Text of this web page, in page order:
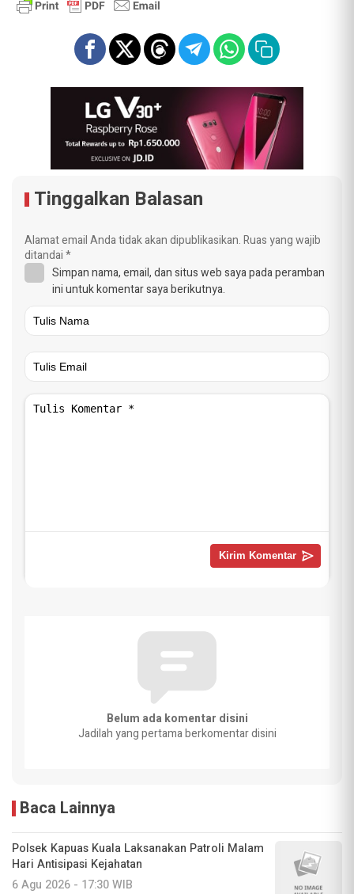
Tinggalkan Balasan
Alamat email Anda tidak akan dipublikasikan.Ruas yang wajib
ditandai*
Simpan nama, email, dan situs web saya pada peramban
ini untuk komentar saya berikutnya.
Belum ada komentar disini
Jadilah yang pertama berkomentar disini
Baca Lainnya
Polsek Kapuas Kuala Laksanakan Patroli Malam
Hari Antisipasi Kejahatan
6 Agu 2026 - 17:30 WIB